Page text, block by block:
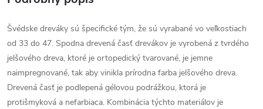
Švédske dreváky sú špecifické tým, že sú vyrabané vo veľkostiach
od 33 do 47. Spodna drevená časť drevákov je vyrobená z tvrdého
jelšového dreva, ktoré je ortopedický tvarované, je jemne
naimpregnované, tak aby vinikla prírodna farba jelšového dreva.
Drevená časť je podlepená gélovou podrážkou, ktorá je
protišmyková a nefarbiaca. Kombinácia týchto materiálov je